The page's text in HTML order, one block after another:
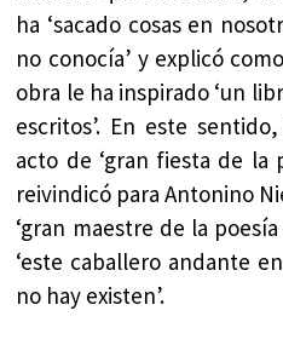
ha ‘sacado cosas en
no conocía’ y explicó
obra le ha inspirado ‘un
escritos’. En este
acto de ‘gran fiesta de la
reivindicó para Antonino
‘gran maestre de la
‘este caballero andante
no hay existen’.